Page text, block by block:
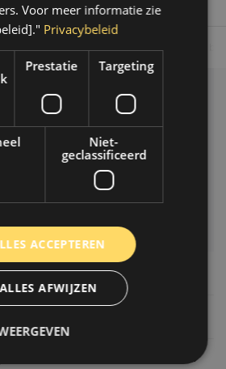
Op werkdagen voor 14.00 uur
Voor meer informatie zie
Privacybeleid
Prestatie Targeting
Niet-
geclassificeerd
ACCEPTEREN
ALLES AFWIJZEN